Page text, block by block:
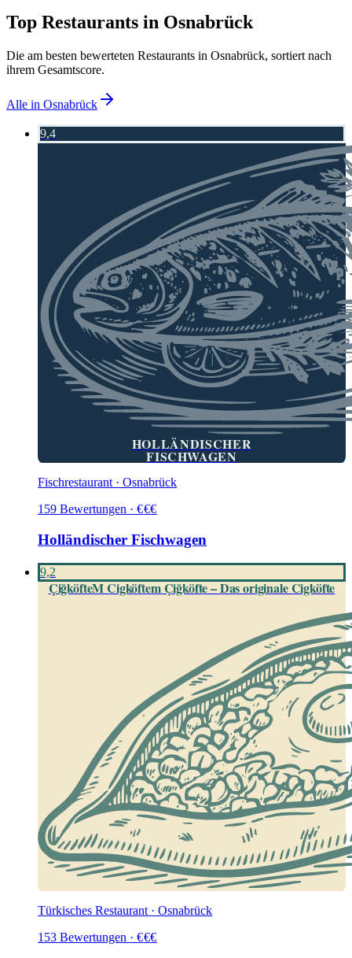
Top Restaurants in Osnabrück
Die am besten bewerteten Restaurants in Osnabrück, sortiert nach
ihrem Gesamtscore.
Alle in Osnabrück
9,4
HOLLÄNDISCHER
FISCHWAGEN
Fischrestaurant · Osnabrück
159 Bewertungen · €€€
Holländischer Fischwagen
9,2
ÇiğköfteM Cigköftem Çiğköfte – Das originale Cigköfte
Türkisches Restaurant · Osnabrück
153 Bewertungen · €€€